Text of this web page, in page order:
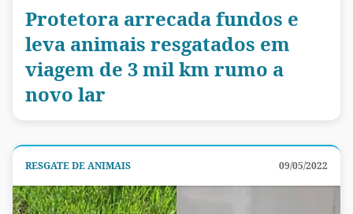
Protetora arrecada fundos e
leva animais resgatados em
viagem de 3 mil km rumo a
novo lar
RESGATE DE ANIMAIS 09/05/2022